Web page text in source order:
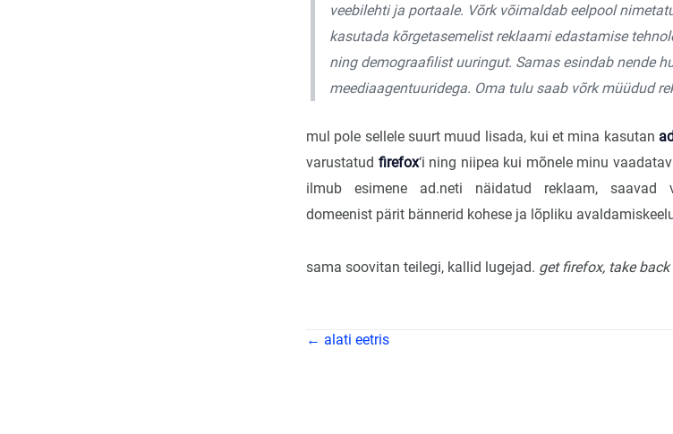
veebilehti ja portaale. Võrk võimaldab eelpool
kasutada kõrgetasemelist reklaami edastamise
ning demograafilist uuringut. Samas esindab nende
meediaagentuuridega. Oma tulu saab võrk müüdud
mul pole sellele suurt muud lisada, kui et mina kasutan
varustatud firefox‘i ning niipea kui mõnele minu
ilmub esimene ad.neti näidatud reklaam, saavad
domeenist pärit bännerid kohese ja lõpliku
sama soovitan teilegi, kallid lugejad. get firefox, take back
← alati eetris